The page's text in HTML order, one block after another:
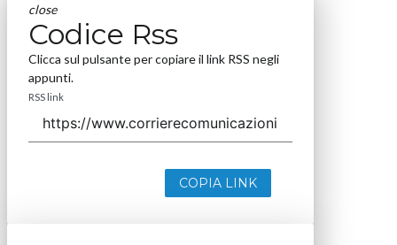
close
Codice Rss
Clicca sul pulsante per copiare il link RSS negli
appunti.
RSS link
COPIA LINK